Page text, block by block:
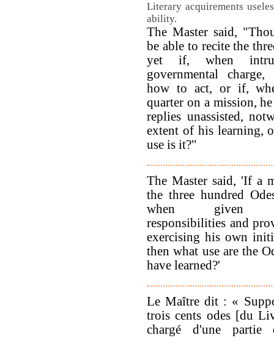
Literary acquirements
ability.
The Master said,
be able to recite the
yet if, when
governmental
how to act, or if,
quarter on a mission,
replies unassisted,
extent of his learning,
use is it?"
The Master said, 'If a
the three hundred
when given
responsibilities and
exercising his own
then what use are the
have learned?'
Le Maître dit : «
trois cents odes [du
chargé d'une partie